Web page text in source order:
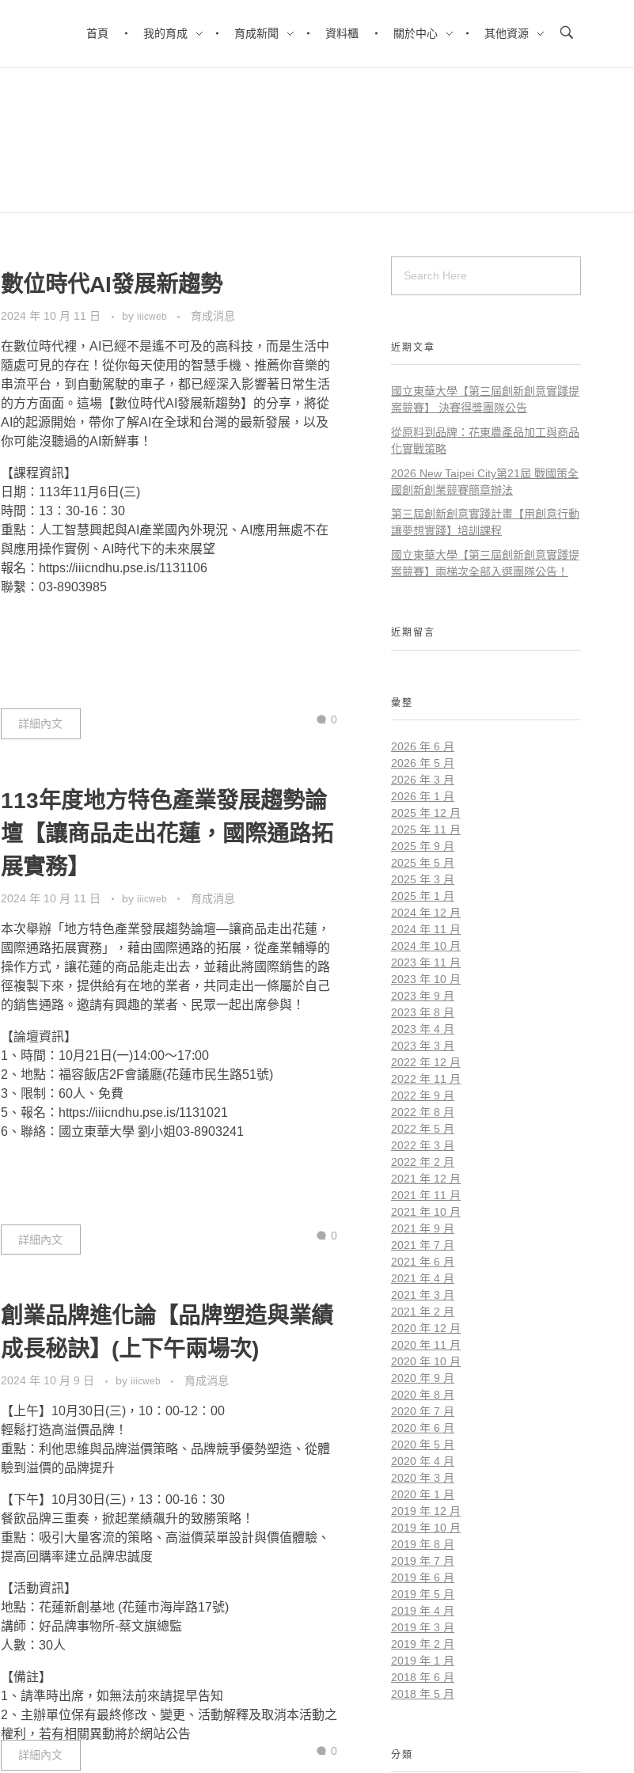
首頁 我的育成 育成新聞 資料櫃 關於中心 其他資源
數位時代AI發展新趨勢
2024 年 10 月 11 日 by iiicweb 育成消息
在數位時代裡，AI已經不是遙不可及的高科技，而是生活中
隨處可見的存在！從你每天使用的智慧手機、推薦你音樂的
串流平台，到自動駕駛的車子，都已經深入影響著日常生活
的方方面面。這場【數位時代AI發展新趨勢】的分享，將從
AI的起源開始，帶你了解AI在全球和台灣的最新發展，以及
你可能沒聽過的AI新鮮事！
【課程資訊】
日期：113年11月6日(三)
時間：13：30-16：30
重點：人工智慧興起與AI產業國內外現況、AI應用無處不在
與應用操作實例、AI時代下的未來展望
報名：https://iiicndhu.pse.is/1131106
聯繫：03-8903985
詳細內文 0
113年度地方特色產業發展趨勢論
壇【讓商品走出花蓮，國際通路拓
展實務】
2024 年 10 月 11 日 by iiicweb 育成消息
本次舉辦「地方特色產業發展趨勢論壇—讓商品走出花蓮，
國際通路拓展實務」，藉由國際通路的拓展，從產業輔導的
操作方式，讓花蓮的商品能走出去，並藉此將國際銷售的路
徑複製下來，提供給有在地的業者，共同走出一條屬於自己
的銷售通路。邀請有興趣的業者、民眾一起出席參與！
【論壇資訊】
1、時間：10月21日(一)14:00～17:00
2、地點：福容飯店2F會議廳(花蓮市民生路51號)
3、限制：60人、免費
5、報名：https://iiicndhu.pse.is/1131021
6、聯絡：國立東華大學 劉小姐03-8903241
詳細內文 0
創業品牌進化論【品牌塑造與業績
成長秘訣】(上下午兩場次)
2024 年 10 月 9 日 by iiicweb 育成消息
【上午】10月30日(三)，10：00-12：00
輕鬆打造高溢價品牌！
重點：利他思維與品牌溢價策略、品牌競爭優勢塑造、從體
驗到溢價的品牌提升
【下午】10月30日(三)，13：00-16：30
餐飲品牌三重奏，掀起業績飆升的致勝策略！
重點：吸引大量客流的策略、高溢價菜單設計與價值體驗、
提高回購率建立品牌忠誠度
【活動資訊】
地點：花蓮新創基地 (花蓮市海岸路17號)
講師：好品牌事物所-蔡文旗總監
人數：30人
【備註】
1、請準時出席，如無法前來請提早告知
2、主辦單位保有最終修改、變更、活動解釋及取消本活動之
權利，若有相關異動將於網站公告
詳細內文 0
近期文章
國立東華大學【第三屆創新創意實踐提
案競賽】 決賽得獎團隊公告
從原料到品牌：花東農產品加工與商品
化實戰策略
2026 New Taipei City第21屆 戰國策全
國創新創業競賽簡章辦法
第三屆創新創意實踐計畫【用創意行動
讓夢想實踐】培訓課程
國立東華大學【第三屆創新創意實踐提
案競賽】兩梯次全部入選團隊公告！
近期留言
彙整
2026 年 6 月
2026 年 5 月
2026 年 3 月
2026 年 1 月
2025 年 12 月
2025 年 11 月
2025 年 9 月
2025 年 5 月
2025 年 3 月
2025 年 1 月
2024 年 12 月
2024 年 11 月
2024 年 10 月
2023 年 11 月
2023 年 10 月
2023 年 9 月
2023 年 8 月
2023 年 4 月
2023 年 3 月
2022 年 12 月
2022 年 11 月
2022 年 9 月
2022 年 8 月
2022 年 5 月
2022 年 3 月
2022 年 2 月
2021 年 12 月
2021 年 11 月
2021 年 10 月
2021 年 9 月
2021 年 7 月
2021 年 6 月
2021 年 4 月
2021 年 3 月
2021 年 2 月
2020 年 12 月
2020 年 11 月
2020 年 10 月
2020 年 9 月
2020 年 8 月
2020 年 7 月
2020 年 6 月
2020 年 5 月
2020 年 4 月
2020 年 3 月
2020 年 1 月
2019 年 12 月
2019 年 10 月
2019 年 8 月
2019 年 7 月
2019 年 6 月
2019 年 5 月
2019 年 4 月
2019 年 3 月
2019 年 2 月
2019 年 1 月
2018 年 6 月
2018 年 5 月
分類